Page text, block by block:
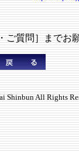
質問］までお
All Rights